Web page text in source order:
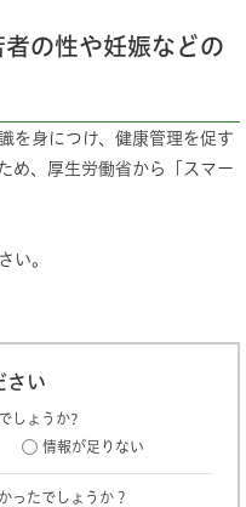
の性や妊娠などの
を身につけ、健康管理を促す
め、厚生労働省から「スマー
い。
さい
しょうか?
情報が足りない
ったでしょうか？